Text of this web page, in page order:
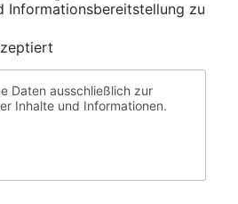
Informationsbereitstellung zu
Daten ausschließlich zur
Inhalte und Informationen.